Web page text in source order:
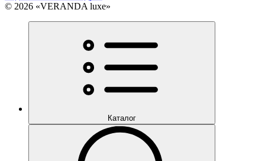
© 2026 «VERANDA luxe»
Каталог